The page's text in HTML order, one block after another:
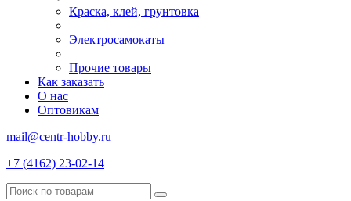
Краска, клей, грунтовка
Электросамокаты
Прочие товары
Как заказать
О нас
Оптовикам
mail@centr-hobby.ru
+7 (4162) 23-02-14